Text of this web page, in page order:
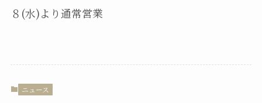
８(水)より通常営業
ニュース